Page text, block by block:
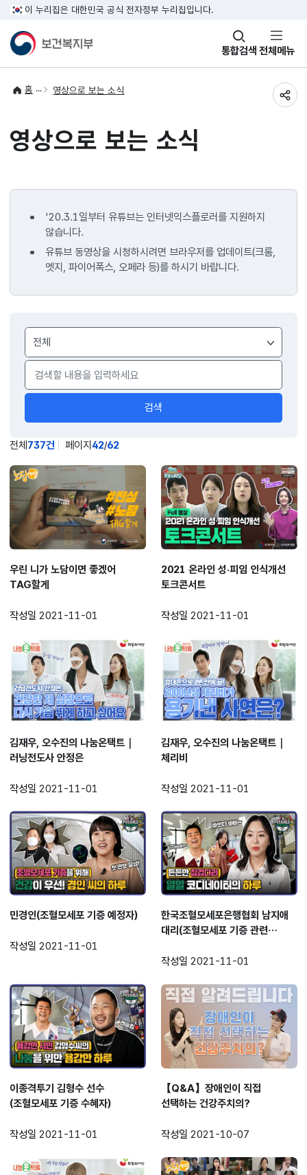
이 누리집은 대한민국 공식 전자정부 누리집입니다.
통합검색
창
열기 전체메뉴
홈 영상으로 보는 소식
영상으로 보는 소식
'20.3.1일부터 유튜브는 인터넷익스플로러를 지원하지
않습니다.
유튜브 동영상을 시청하시려면 브라우저를 업데이트(크롬,
엣지, 파이어폭스, 오페라 등)를 하시기 바랍니다.
검색
검색
전체737건 페이지42/62
우린 니가 노담이면 좋겠어
TAG할게
작성일 2021-11-01
2021 온라인 성·피임 인식개선
토크콘서트
작성일 2021-11-01
김재우, 오수진의 나눔온택트｜
러닝전도사 안정은
작성일 2021-11-01
김재우, 오수진의 나눔온택트｜
체리비
작성일 2021-11-01
민경인(조혈모세포 기증 예정자)
작성일 2021-11-01
한국조혈모세포은행협회 남지애
대리(조혈모세포 기증 관련
작성일 2021-11-01
이종격투기 김형수 선수
(조혈모세포 기증 수혜자)
작성일 2021-11-01
【Q&A】장애인이 직접
선택하는 건강주치의?
작성일 2021-10-07